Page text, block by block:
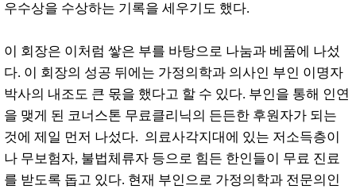
우수상을 수상하는 기록을 세우기도 했다.
이 회장은 이처럼 쌓은 부를 바탕으로 나눔과 베품에 나섰
다. 이 회장의 성공 뒤에는 가정의학과 의사인 부인 이명자
박사의 내조도 큰 몫을 했다고 할 수 있다. 부인을 통해 인연
을 맺게 된 코너스톤 무료클리닉의 든든한 후원자가 되는
것에 제일 먼저 나섰다. 의료사각지대에 있는 저소득층이
나 무보험자, 불법체류자 등으로 힘든 한인들이 무료 진료
를 받도록 돕고 있다. 현재 부인으로 가정의학과 전문의인